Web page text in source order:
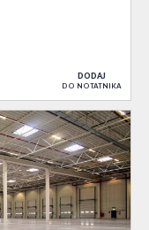
DODAJ
DO NOTATNIKA